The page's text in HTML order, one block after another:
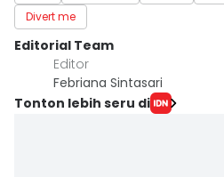
Divert me
Editorial Team
Editor
Febriana Sintasari
Tonton lebih seru di